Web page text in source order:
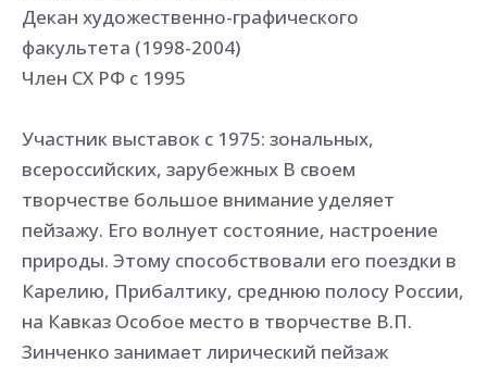
Декан художественно-графического
факультета (1998-2004)
Член СХ РФ с 1995
Участник выставок с 1975: зональных,
всероссийских, зарубежных В своем
творчестве большое внимание уделяет
пейзажу. Его волнует состояние, настроение
природы. Этому способствовали его поездки в
Карелию, Прибалтику, среднюю полосу России,
на Кавказ Особое место в творчестве В.П.
Зинченко занимает лирический пейзаж